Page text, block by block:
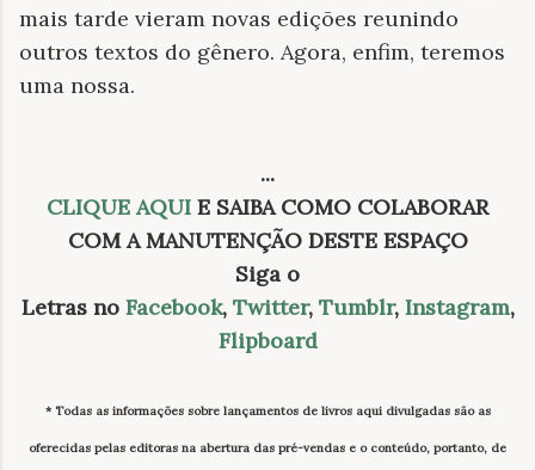
mais tarde vieram novas edições reunindo
outros textos do gênero. Agora, enfim, teremos
uma nossa.
...
CLIQUE AQUI E SAIBA COMO COLABORAR
COM A MANUTENÇÃO DESTE ESPAÇO
Siga o
Letras no Facebook, Twitter, Tumblr, Instagram,
Flipboard
* Todas as informações sobre lançamentos de livros aqui divulgadassão as
oferecidas pelas editoras na abertura das pré-vendas e o conteúdo, portanto, de